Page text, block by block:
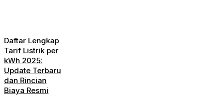
Daftar Lengkap
Tarif Listrik per
kWh 2025:
Update Terbaru
dan Rincian
Biaya Resmi